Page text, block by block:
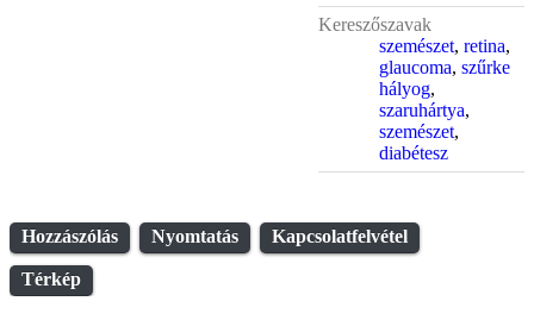
Kereszőszavak
szemészet, retina,
glaucoma, szűrke
hályog,
szaruhártya,
szemészet,
diabétesz
Hozzászólás Nyomtatás Kapcsolatfelvétel
Térkép